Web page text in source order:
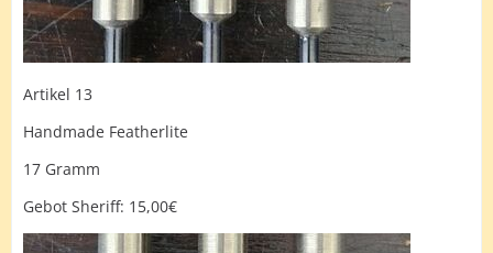
Artikel 13
Handmade Featherlite
17 Gramm
Gebot Sheriff: 15,00€